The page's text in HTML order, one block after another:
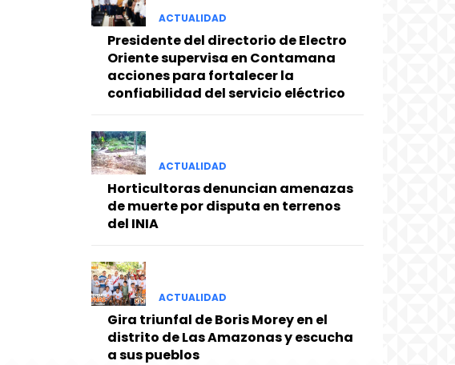
ACTUALIDAD
Presidente del directorio de Electro
Oriente supervisa en Contamana
acciones para fortalecer la
confiabilidad del servicio eléctrico
ACTUALIDAD
Horticultoras denuncian amenazas
de muerte por disputa en terrenos
del INIA
ACTUALIDAD
Gira triunfal de Boris Morey en el
distrito de Las Amazonas y escucha
a sus pueblos